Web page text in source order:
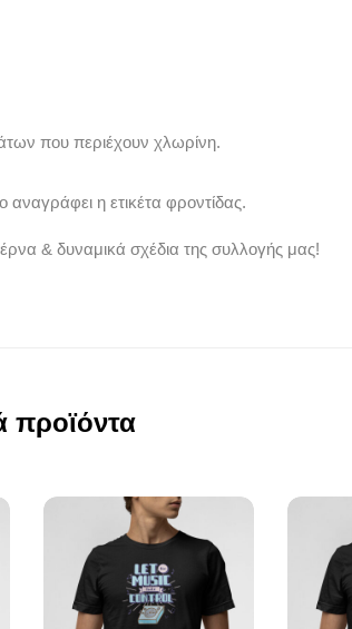
που περιέχουν χλωρίνη.
αναγράφει η ετικέτα φροντίδας.
& δυναμικά σχέδια της συλλογής μας!
προϊόντα